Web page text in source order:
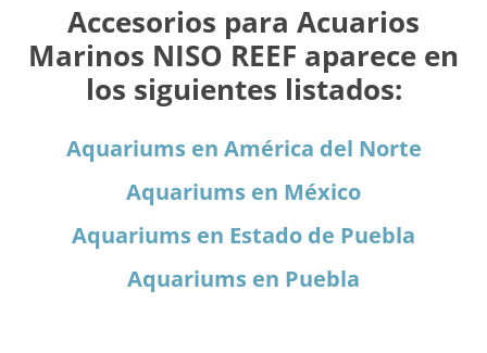
Accesorios para Acuarios
Marinos NISO REEF aparece en
los siguientes listados:
Aquariums en América del Norte
Aquariums en México
Aquariums en Estado de Puebla
Aquariums en Puebla